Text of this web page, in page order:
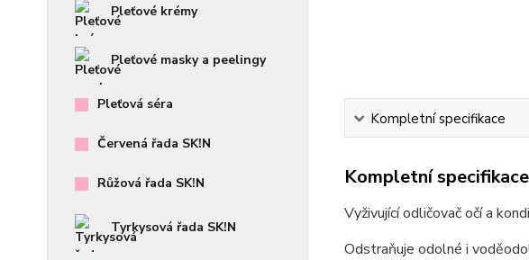
Pleťové krémy
Pleťové masky a peelingy
Pleťová séra
Červená řada SK!N
Růžová řada SK!N
Tyrkysová řada SK!N
Kompletní specifikace
Kompletní specifikace
Vyživující odličovač očí a
Odstraňuje odolné i